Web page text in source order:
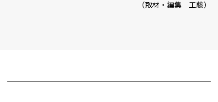
（取材・編集 工藤）